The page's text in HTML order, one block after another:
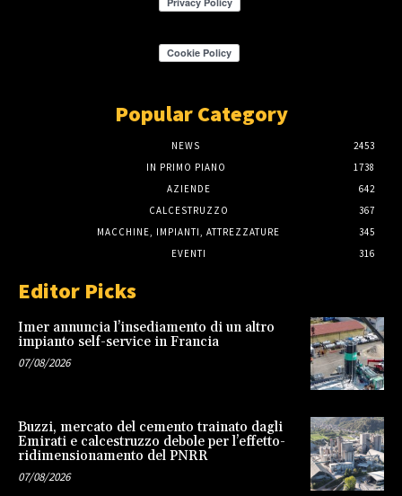
Popular Category
NEWS
2453
IN PRIMO PIANO
1738
AZIENDE
642
CALCESTRUZZO
367
MACCHINE, IMPIANTI, ATTREZZATURE
345
EVENTI
316
Editor Picks
Imer annuncia l’insediamento di un altro
impianto self-service in Francia
07/08/2026
Buzzi, mercato del cemento trainato dagli
Emirati e calcestruzzo debole per l’effetto-
ridimensionamento del PNRR
07/08/2026